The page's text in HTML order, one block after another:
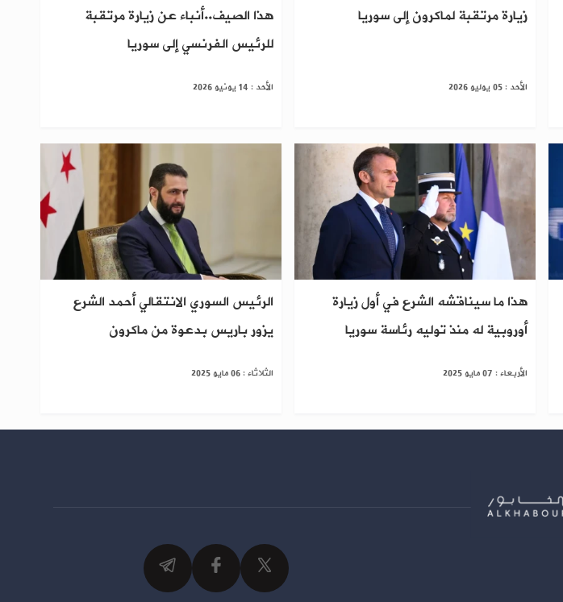
زيارة مرتقبة لماكرون إلى سوريا
الأحد : 05 يوليو 2026
هذا الصيف..أنباء عن زيارة مرتقبة
للرئيس الفرنسي إلى سوريا
الأحد : 14 يونيو 2026
هذا ما سيناقشه الشرع في أول زيارة
أوروبية له منذ توليه رئاسة سوريا
الأربعاء : 07 مايو 2025
الرئيس السوري الانتقالي أحمد الشرع
يزور باريس بدعوة من ماكرون
الثلاثاء : 06 مايو 2025